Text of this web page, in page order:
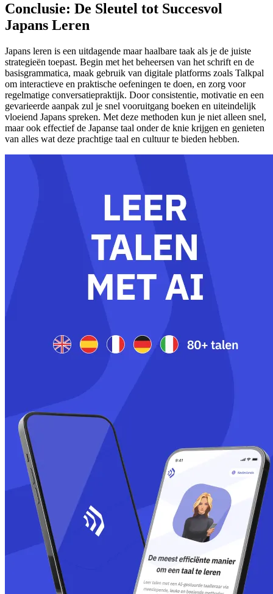
Conclusie: De Sleutel tot Succesvol
Japans Leren
Japans leren is een uitdagende maar haalbare taak als je de juiste
strategieën toepast. Begin met het beheersen van het schrift en de
basisgrammatica, maak gebruik van digitale platforms zoals Talkpal
om interactieve en praktische oefeningen te doen, en zorg voor
regelmatige conversatiepraktijk. Door consistentie, motivatie en een
gevarieerde aanpak zul je snel vooruitgang boeken en uiteindelijk
vloeiend Japans spreken. Met deze methoden kun je niet alleen snel,
maar ook effectief de Japanse taal onder de knie krijgen en genieten
van alles wat deze prachtige taal en cultuur te bieden hebben.